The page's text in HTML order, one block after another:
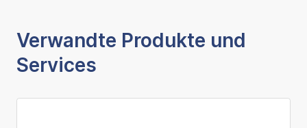
Verwandte Produkte und
Services